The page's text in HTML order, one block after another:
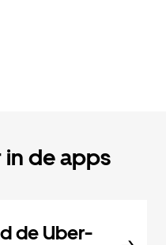
in de apps
de Uber-